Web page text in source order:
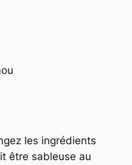
les ingrédients
être sableuse au